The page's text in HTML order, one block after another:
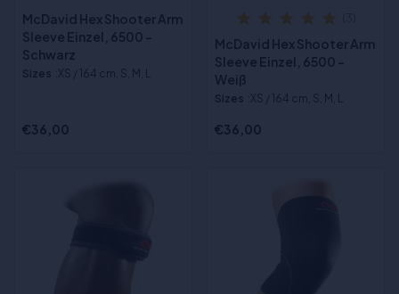
McDavid Hex Shooter Arm
Sleeve Einzel, 6500 -
Schwarz
Sizes :XS / 164 cm, S, M, L
€36,00
McDavid Hex Shooter Arm
Sleeve Einzel, 6500 -
Weiß
Sizes :XS / 164 cm, S, M, L
€36,00